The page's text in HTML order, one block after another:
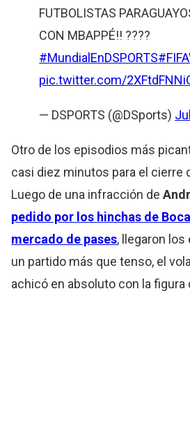
FUTBOLISTAS
CON MBAPPÉ!! ????
#MundialEnDSPORTS
pic.twitter.com/
— DSPORTS (@DSports)
Otro de los episodios más
casi diez minutos para el cierre
Luego de una infracción de
pedido por los hinchas de
mercado de pases, llegaron
un partido más que tenso, el
achicó en absoluto con la figura